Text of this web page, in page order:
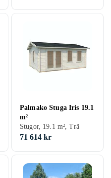
Palmako Stuga Iris 19.1
m²
Stugor, 19.1 m², Trä
71 614 kr